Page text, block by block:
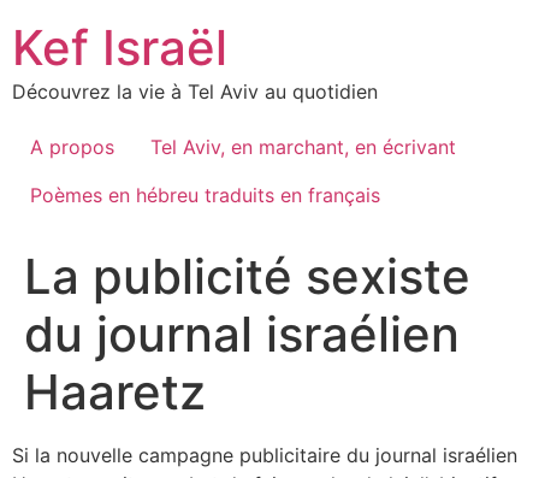
content
Kef Israël
Découvrez la vie à Tel Aviv au quotidien
A propos
Tel Aviv, en marchant, en écrivant
Poèmes en hébreu traduits en français
La publicité sexiste
du journal israélien
Haaretz
Si la nouvelle campagne publicitaire du journal israélien